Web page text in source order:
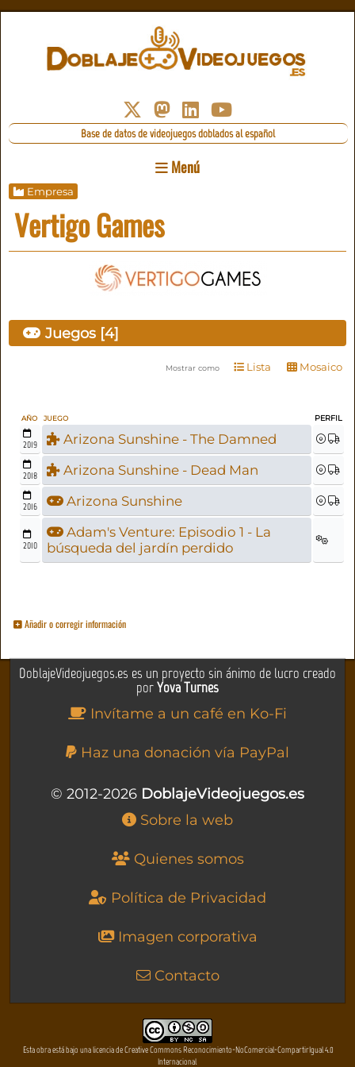
Base de datos de videojuegos doblados al español
Menú
Empresa
Vertigo Games
Juegos [4]
Mostrar como Lista Mosaico
AÑO JUEGO PERFIL
2019 Arizona Sunshine - The Damned
2018 Arizona Sunshine - Dead Man
2016 Arizona Sunshine
2010
Adam's Venture: Episodio 1 - La
búsqueda del jardín perdido
Añadir o corregir información
DoblajeVideojuegos.es es un proyecto sin ánimo de lucro creado
porYova Turnes
Invítame a un café en Ko-Fi
Haz una donación vía PayPal
© 2012-2026 DoblajeVideojuegos.es
Sobre la web
Quienes somos
Política de Privacidad
Imagen corporativa
Contacto
Esta obra está bajo una licencia de Creative Commons Reconocimiento-NoComercial-CompartirIgual 4.0
Internacional